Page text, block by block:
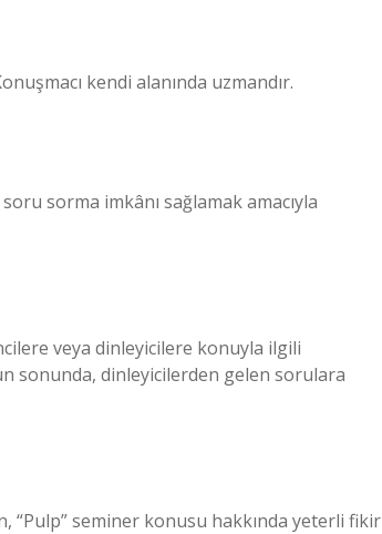
kendi alanında uzmandır.
sorma imkânı sağlamak amacıyla
veya dinleyicilere konuyla ilgili
sonunda, dinleyicilerden gelen sorulara
“Pulp” seminer konusu hakkında yeterli fikir